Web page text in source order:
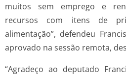
muitos sem emprego e
recursos com itens de
alimentação”, defendeu
aprovado na sessão remota,
“Agradeço ao deputado